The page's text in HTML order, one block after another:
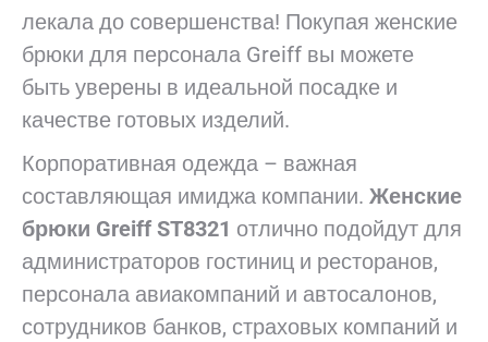
лекала до совершенства! Покупая женские
брюки для персонала Greiff вы можете
быть уверены в идеальной посадке и
качестве готовых изделий.
Корпоративная одежда – важная
составляющая имиджа компании. Женские
брюки Greiff ST8321 отлично подойдут для
администраторов гостиниц и ресторанов,
персонала авиакомпаний и автосалонов,
сотрудников банков, страховых компаний и